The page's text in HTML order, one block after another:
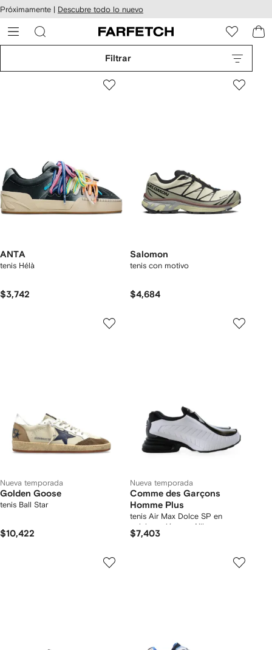
al
Próximamente | Descubre todo lo nuevo
Filtrar
ANTA
tenis Hélà
$3,742
Salomon
tenis con motivo
$4,684
Nueva temporada
Golden Goose
tenis Ball Star
$10,422
Nueva temporada
Comme des Garçons
Homme Plus
tenis Air Max Dolce SP en
colaboración con Nike
$7,403